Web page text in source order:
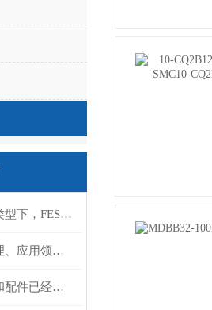
不同气动工况与设备类型下，FESTO费斯托气控阀该如何匹配流量与压力控制需求？
邦纳传感器的工作原理、应用领域及未来发展趋势
气动缸、阀、阀系统和配件已经形成aventics成功的基础